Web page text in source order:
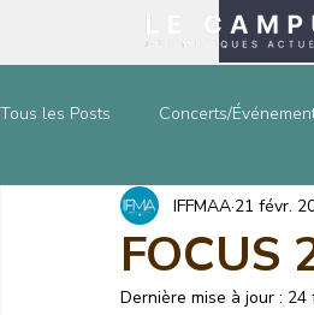
Tous les Posts Concerts/
Formations et Stages
FOCUS
IFFMAA 21 févr.
Dernière mise à jour : 24